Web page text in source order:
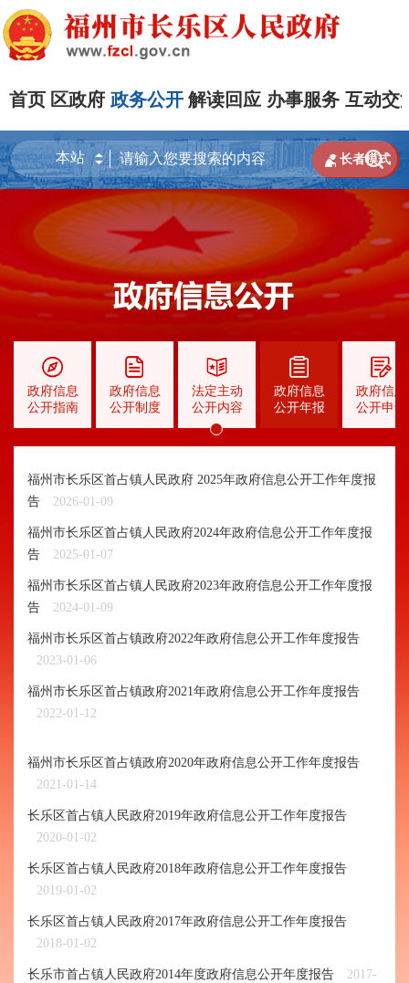
首页 区政府 政务公开 解读回应 办事服务 互动交

 长者模式
政府信息
公开指南
政府信息
公开制度
法定主动
公开内容
政府信息
公开年报
政府信息
公开申请
福州市长乐区首占镇人民政府 2025年政府信息公开工作年度报
告
2026-01-09
福州市长乐区首占镇人民政府2024年政府信息公开工作年度报
告
2025-01-07
福州市长乐区首占镇人民政府2023年政府信息公开工作年度报
告
2024-01-09
福州市长乐区首占镇政府2022年政府信息公开工作年度报告
2023-01-06
福州市长乐区首占镇政府2021年政府信息公开工作年度报告
2022-01-12
福州市长乐区首占镇政府2020年政府信息公开工作年度报告
2021-01-14
长乐区首占镇人民政府2019年政府信息公开工作年度报告
2020-01-02
长乐区首占镇人民政府2018年政府信息公开工作年度报告
2019-01-02
长乐区首占镇人民政府2017年政府信息公开工作年度报告
2018-01-02
长乐市首占镇人民政府2014年度政府信息公开年度报告
2017-